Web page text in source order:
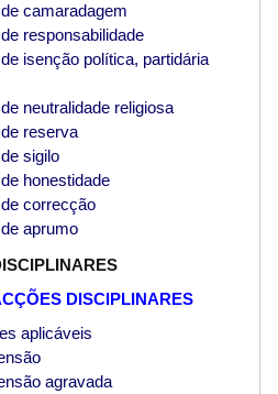
camaradagem
responsabilidade
isenção política, partidária
neutralidade religiosa
reserva
sigilo
honestidade
correcção
aprumo
DISCIPLINARES
aplicáveis
agravada